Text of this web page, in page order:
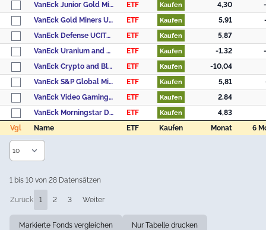
Vgl Name ETF Kaufen Monat 6
VanEck Junior Gold Miners UCITS ETF USD A
ETF Kaufen 4,30
VanEck Gold Miners UCITS ETF A USD
ETF Kaufen 5,91
VanEck Defense UCITS ETF USD A
ETF Kaufen
5,87
VanEck Uranium and Nuclear Technologies UCITS ETF A USD
ETF Kaufen -1,32
VanEck Crypto and Blockchain Innovators UCITS ETF USD A
ETF Kaufen
-10,04
VanEck S&P Global Mining UCITS ETF A USD
ETF Kaufen 5,81
VanEck Video Gaming and eSports UCITS ETF USD A
ETF Kaufen
2,84
VanEck Morningstar Developed Markets Dividend Leaders UCITS ETF
ETF Kaufen
4,83
Vgl
Name ETF Kaufen Monat 6
1 bis 10 von 28 Datensätzen
Zurück 1 2 3 Weiter
Markierte Fonds vergleichen Nur Tabelle drucken